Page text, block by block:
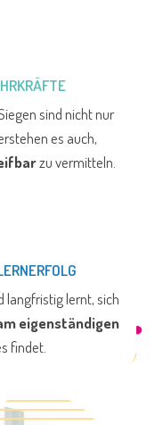
sind nicht nur
es auch,
zu vermitteln.
langfristig lernt, sich
eigenständigen
findet.